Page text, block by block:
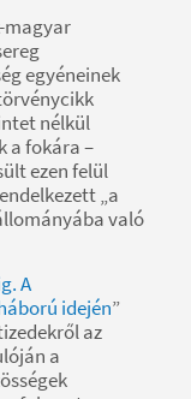
magyar
egyéneinek
nélkül
a fokára –
ezen felül
„a
való
A
idején”
az
a